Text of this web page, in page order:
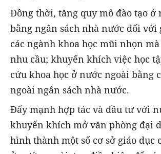
Đồng thời, tăng quy mô đào tạo ở
bằng ngân sách nhà nước đối với
các ngành khoa học mũi nhọn
nhu cầu; khuyến khích việc học
cứu khoa học ở nước ngoài bằng
ngoài ngân sách nhà nước.
Đẩy mạnh hợp tác và đầu tư với
khuyến khích mở văn phòng đại
hình thành một số cơ sở giáo dục